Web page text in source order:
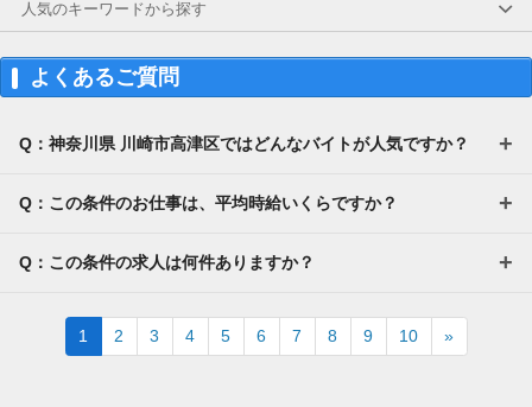
人気のキーワードから探す
よくあるご質問
Q：神奈川県 川崎市高津区ではどんなバイトが人気ですか？
Q：この条件のお仕事は、平均時給いくらですか？
Q：この条件の求人は何件ありますか？
1 2 3 4 5 6 7 8 9 10 »Next